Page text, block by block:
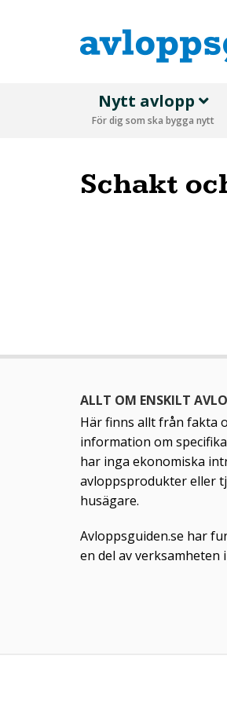
Nytt avlopp
För dig som ska bygga nytt
Schakt
ALLT OM ENSKILT
Här finns allt från fakta
information om
har inga ekonomiska
avloppsprodukter eller
husägare.
Avloppsguiden.se har
en del av verksamheten